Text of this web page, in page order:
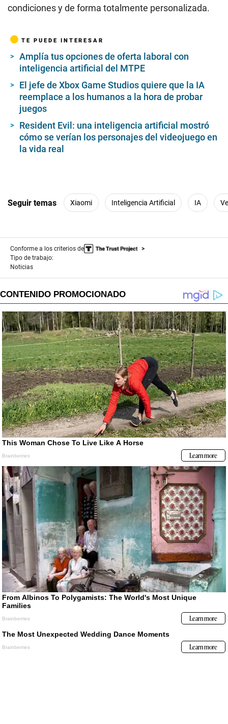
condiciones y de forma totalmente personalizada.
TE PUEDE INTERESAR
Amplía tus opciones de oferta laboral con
inteligencia artificial del MTPE
El jefe de Xbox Game Studios quiere que la IA
reemplace a los humanos a la hora de probar
juegos
Resident Evil: una inteligencia artificial mostró
cómo se verían los personajes del videojuego en
la vida real
Seguir temas Xiaomi Inteligencia Artificial IA
Conforme a los criterios de
Tipo de trabajo:
Noticias